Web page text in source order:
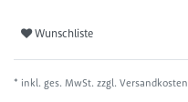
Wunschliste
* inkl. ges. MwSt. zzgl. Versandkosten